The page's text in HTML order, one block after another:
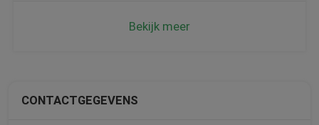
Bekijk meer
CONTACTGEGEVENS